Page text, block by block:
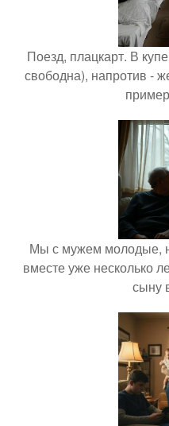
Поезд, плацкарт. В
свободна), напротив -
Мы с мужем молодые,
вместе уже несколько
сыну